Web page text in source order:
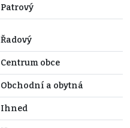
Patrový
Řadový
Centrum obce
Obchodní a obytná
Ihned